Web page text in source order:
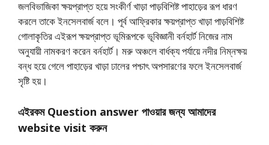
জলবিভাজিকা ক্ষয়প্রাপ্ত হয়ে সংকীর্ণ খাড়া পাড়বিশিষ্ট পাহাড়ের রূপ ধারণ
করলে তাকে ইনসেলবার্জ বলে। পূর্ব আফ্রিকার ক্ষয়প্রাপ্ত খাড়া পাড়বিশিষ্ট
গােলাকৃতির এইরূপ ক্ষয়প্রাপ্ত ভূমিরূপকে ভূবিজ্ঞানী বর্নহার্ট নিজের নাম
অনুযায়ী নামকরণ করেন বর্নহার্ট। মরু অঞ্চলে বার্ধক্য পর্যায়ে নদীর নিম্নক্ষয়
বন্ধ হয়ে গেলে পাহাড়ের খাড়া ঢালের পশ্চাৎ অপসারণের ফলে ইনসেলবার্জ
সৃষ্টি হয়।
এইরকম Question answer পাওয়ার জন্য আমাদের
website visit করুন